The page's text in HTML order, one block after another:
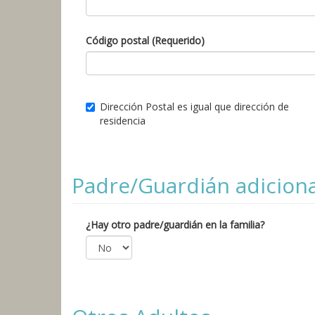
Código postal (Requerido)
Dirección Postal es igual que dirección de
residencia
Padre/Guardián
¿Hay otro padre/guardián en la familia?